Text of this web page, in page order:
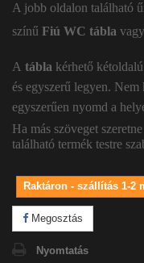
A jobb oldalon található
színű Fiú WC tábla
A tábla kérhető
és egyszerű legyen.
egyszerűen nyomd a
Ha más szöveget
található termék testre
Raktáron - szállítás 1-2
Megosztás
Nyomtatás